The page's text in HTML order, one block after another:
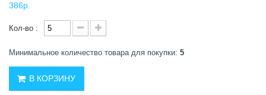
386р.
Кол-во :
Минимальное количество товара для покупки: 5
В КОРЗИНУ